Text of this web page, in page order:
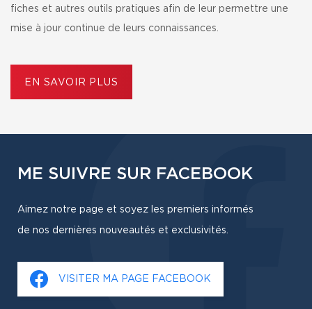
fiches et autres outils pratiques afin de leur permettre une
mise à jour continue de leurs connaissances.
EN SAVOIR PLUS
ME SUIVRE SUR FACEBOOK
Aimez notre page et soyez les premiers informés
de nos dernières nouveautés et exclusivités.
VISITER MA PAGE FACEBOOK